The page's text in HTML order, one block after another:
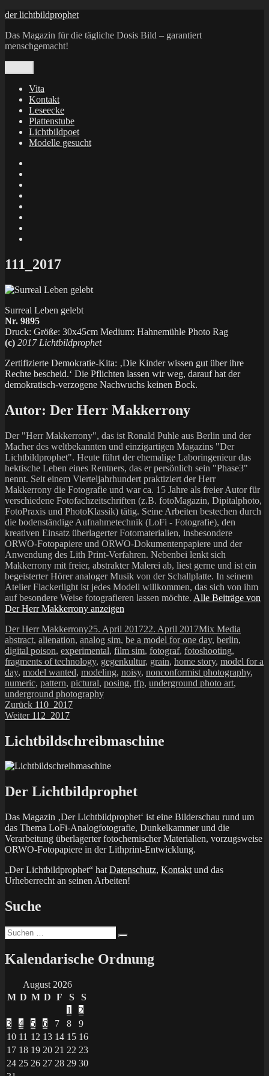
Zum
springen
der lichtbildprophet
Das Magazin für die tägliche Dosis Bild – garantiert
menschgemacht!
Vita
Kontakt
Leseecke
Plattenstube
Lichtbildpoet
Modelle gesucht
X
111_2017
Surreal Leben gelebt
Nr. 9895
Druck: Größe: 30x45cm Medium: Hahnemühle Photo Rag
(c) 2017 Lichtbildprophet
Zertifizierte Demokratie-Kita: ‚Die Kinder wissen gut über ihre
Rechte bescheid.‘ Die Pflichten lassen wir weg, darauf hat der
demokratisch-verzogene Nachwuchs keinen Bock.
Autor: Der Herr Makkerrony
Der "Herr Makkerrony", das ist Ronald Puhle aus Berlin und der
Macher des weltbekannten und einzigartigen Magazins "Der
Lichtbildprophet". Heute führt der ehemalige Laboringenieur das
hektische Leben eines Rentners, das er persönlich sein "Phase3"
nennt. Seit einem Vierteljahrhundert praktiziert der Herr
Makkerrony die Fotografie und war ca. 15 Jahre als freier Autor für
verschiedene Fotofachzeitschriften (z.B. fotoMagazin, Dipitalphoto,
FotoPraxis und PhotoKlassik) tätig. Seine Arbeiten bestechen durch
die bodenständige Aufnahmetechnik (LoFi - Fotografie), den
kreativen Einsatz überlagerter Fotomaterialien, insbesondere
ORWO-Fotopapiere und ORWO-Dokumentenpapiere und der
Anwendung des Lith Print-Verfahren. Nebenbei lenkt sich
Makkerrony mit freier, abstrakter Malerei ab, liest gerne und ist ein
begeisterter Hörer analoger Musik von der Schallplatte. In seinem
Atelier Flackerlight ist jedes Modell willkommen, das sich von ihm
auf besondere Weise fotografieren lassen möchte. Alle Beiträge von
Der Herr Makkerrony anzeigen
Autor
Der Herr MakkerronyVeröffentlicht
am
25. April 201722. April 2017Kategorien
Mix Media
abstract, alienation, analog sim, be a model for one day, berlin,
digital poison, experimental, film sim, fotograf, fotoshooting,
fragments of technology, gegenkultur, grain, home story, model for a
day, model wanted, modeling, noisy, nonconformist photography,
numeric, pattern, pictural, posing, tfp, underground photo art,
underground photography
Beitragsnavigation
Zurück Vorheriger
Beitrag:
110_2017
Weiter Nächster
112_2017
Lichtbildschreibmaschine
Der Lichtbildprophet
Das Magazin ‚Der Lichtbildprophet‘ ist eine Bilderschau rund um
das Thema LoFi-Analogfotografie, Dunkelkammer und die
Verarbeitung überlagerter fotochemischer Materialien, vorzugsweise
ORWO-Fotopapiere in der Lithprint-Entwicklung.
„Der Lichtbildprophet“ hat Datenschutz, Kontakt und das
Urheberrecht an seinen Arbeiten!
Suche
Suchen
nach:
Kalendarische Ordnung
August 2026
M D M D F S
S
1
2
3
4 5 6 7 8
9
10 11 12 13 14 15 16
17 18 19 20 21 22 23
24 25 26 27 28 29 30